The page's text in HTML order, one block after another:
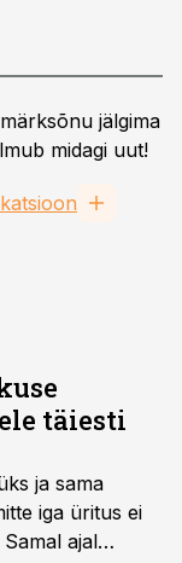
jälgima
midagi uut!
täiesti
ja sama
iga üritus ei
ajal